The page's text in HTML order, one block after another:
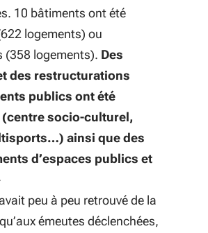
10 bâtiments ont été
logements) ou
(358 logements). Des
des restructurations
publics ont été
socio-culturel,
ainsi que des
d’espaces publics et
peu à peu retrouvé de la
émeutes déclenchées,